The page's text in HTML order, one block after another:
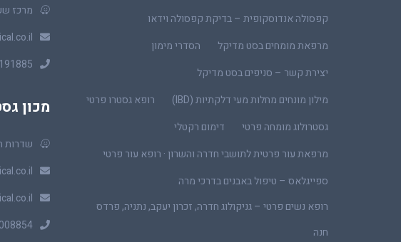
מרכז
מכון
שדרות
קפסולה אנדוסקופית – בדיקת קפסולה וידאו
מרפאת מומחים בסט מדיקל
הסדרי מימון
יצירת קשר – סניפים בסט מדיקל
מילון מונחים מחלות מעי דלקתיות (IBD)
רופא גסטרו פרטי
גסטרולוג מומחה פרטי
דימום רקטלי
מרפאת עור פרטית לתושבי חדרה והשרון · רופא עור פרטי
ספייגלאס – טיפול באבנים בדרכי מרה
רופא נשים פרטי – גניקולוג חדרה, זכרון יעקב, נתניה, פרדס
חנה